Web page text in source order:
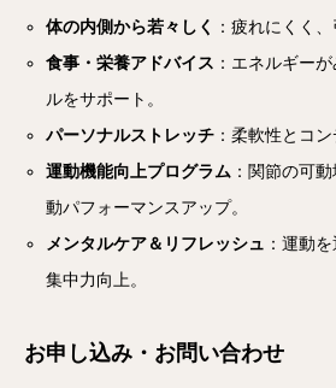
体の内側から若々しく
：疲れにくく
食事・栄養アドバイス ：エネルギー
ルをサポート。
パーソナルストレッチ ：柔軟性とコ
運動機能向上プログラム ：関節の可
動パフォーマンスアップ。
メンタルケア＆リフレッシュ ：運動
集中力向上。
お申し込み・お問い合わせ